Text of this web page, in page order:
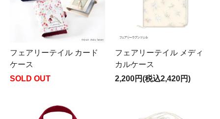
フェアリーテイル カード
ケース
SOLD OUT
フェアリーテイル メディ
カルケース
2,200円(税込2,420円)